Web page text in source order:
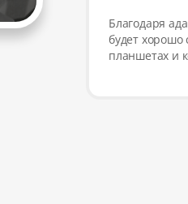
Благодаря
будет хорошо
планшетах и